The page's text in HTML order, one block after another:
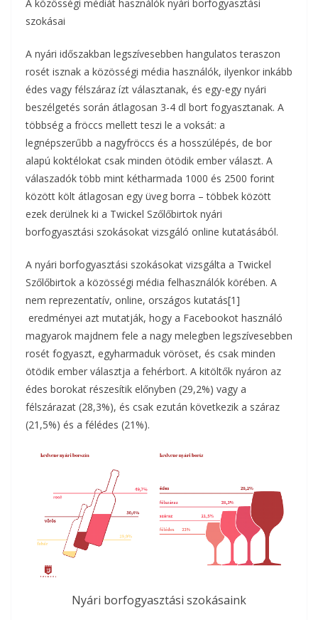
A közösségi médiát használók nyári borfogyasztási
szokásai
A nyári időszakban legszívesebben hangulatos teraszon
rosét isznak a közösségi média használók, ilyenkor inkább
édes vagy félszáraz ízt választanak, és egy-egy nyári
beszélgetés során átlagosan 3-4 dl bort fogyasztanak. A
többség a fröccs mellett teszi le a voksát: a
legnépszerűbb a nagyfröccs és a hosszúlépés, de bor
alapú koktélokat csak minden ötödik ember választ. A
válaszadók több mint kétharmada 1000 és 2500 forint
között költ átlagosan egy üveg borra – többek között
ezek derülnek ki a Twickel Szőlőbirtok nyári
borfogyasztási szokásokat vizsgáló online kutatásából.
A nyári borfogyasztási szokásokat vizsgálta a Twickel
Szőlőbirtok a közösségi média felhasználók körében. A
nem reprezentatív, online, országos kutatás[1]
eredményei azt mutatják, hogy a Facebookot használó
magyarok majdnem fele a nagy melegben legszívesebben
rosét fogyaszt, egyharmaduk vöröset, és csak minden
ötödik ember választja a fehérbort. A kitöltők nyáron az
édes borokat részesítik előnyben (29,2%) vagy a
félszárazat (28,3%), és csak ezután következik a száraz
(21,5%) és a félédes (21%).
Nyári borfogyasztási szokásaink